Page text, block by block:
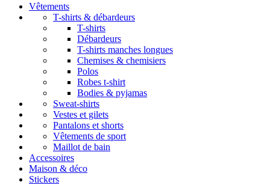
Vêtements
T-shirts & débardeurs
T-shirts
Débardeurs
T-shirts manches longues
Chemises & chemisiers
Polos
Robes t-shirt
Bodies & pyjamas
Sweat-shirts
Vestes et gilets
Pantalons et shorts
Vêtements de sport
Maillot de bain
Accessoires
Maison & déco
Stickers